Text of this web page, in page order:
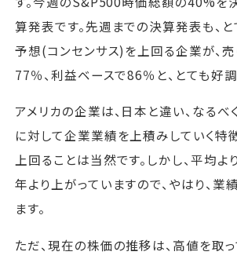
算発表です。先週までの決算発表も、と
予想(コンセンサス)を上回る企業が、
77％、利益ベースで86％と、とても好
アメリカの企業は、日本と違い、なるべ
に対して企業業績を上積みしていく特
上回ることは当然です。しかし、平均よ
年より上がっていますので、やはり、業
ます。
ただ、現在の株価の推移は、高値を取